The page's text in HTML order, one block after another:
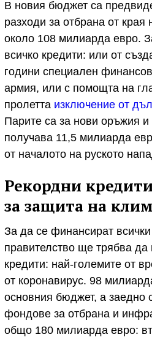
В новия бюджет са
разходи за отбрана от
около 108 милиарда евро.
всичко кредити: или от
години специален
армия, или с помощта на
пролетта изключение от
Парите са за нови оръжия
получава 11,5 милиарда
от началото на руското
Рекордни
за защита на
За да се финансират
правителство ще трябва да
кредити: най-големите от
от коронавирус. 98
основния бюджет, а заедно
фондове за отбрана и
общо 180 милиарда евро: